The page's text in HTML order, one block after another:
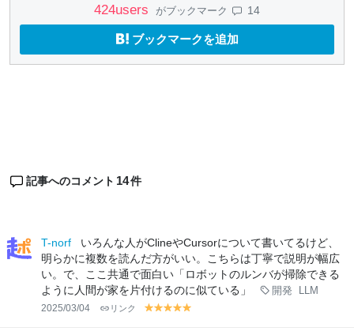
424users がブックマーク 14
ブックマークを追加
記事へのコメント 14件
T-norf
いろんな人がClineやCursorについて書いてるけど、
明らかに複数を読んだ方がいい。こちらは丁寧で説明が幅広
い。で、ここ共通で面白い「ロボットのルンバが掃除できる
ように人間が家を片付けるのに似ている」
開発 LLM
2025/03/04 リンク
y y y y